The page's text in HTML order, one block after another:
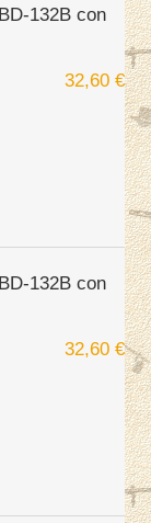
132B con
32,60 €
132B con
32,60 €